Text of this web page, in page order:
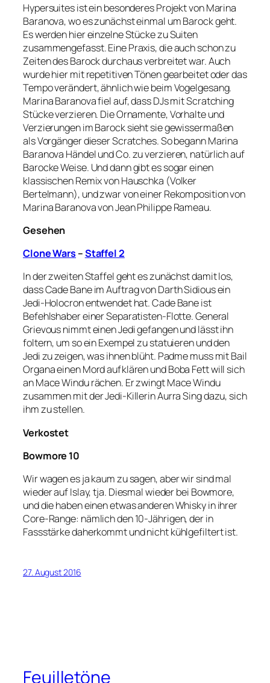
Hypersuites ist ein besonderes Projekt von Marina
Baranova, wo es zunächst einmal um Barock geht.
Es werden hier einzelne Stücke zu Suiten
zusammengefasst. Eine Praxis, die auch schon zu
Zeiten des Barock durchaus verbreitet war. Auch
wurde hier mit repetitiven Tönen gearbeitet oder das
Tempo verändert, ähnlich wie beim Vogelgesang.
Marina Baranova fiel auf, dass DJs mit Scratching
Stücke verzieren. Die Ornamente, Vorhalte und
Verzierungen im Barock sieht sie gewissermaßen
als Vorgänger dieser Scratches. So begann Marina
Baranova Händel und Co. zu verzieren, natürlich auf
Barocke Weise. Und dann gibt es sogar einen
klassischen Remix von Hauschka (Volker
Bertelmann), und zwar von einer Rekomposition von
Marina Baranova von Jean Philippe Rameau.
Gesehen
Clone Wars–Staffel 2
In der zweiten Staffel geht es zunächst damit los,
dass Cade Bane im Auftrag von Darth Sidious ein
Jedi-Holocron entwendet hat. Cade Bane ist
Befehlshaber einer Separatisten-Flotte. General
Grievous nimmt einen Jedi gefangen und lässt ihn
foltern, um so ein Exempel zu statuieren und den
Jedi zu zeigen, was ihnen blüht. Padme muss mit Bail
Organa einen Mord aufklären und Boba Fett will sich
an Mace Windu rächen. Er zwingt Mace Windu
zusammen mit der Jedi-Killerin Aurra Sing dazu, sich
ihm zu stellen.
Verkostet
Bowmore 10
Wir wagen es ja kaum zu sagen, aber wir sind mal
wieder auf Islay, tja. Diesmal wieder bei Bowmore,
und die haben einen etwas anderen Whisky in ihrer
Core-Range: nämlich den 10-Jährigen, der in
Fassstärke daherkommt und nicht kühlgefiltert ist.
27. August 2016
Feuilletöne